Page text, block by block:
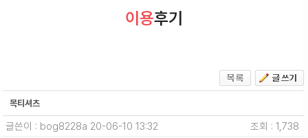
이용후기
목티셔츠
글쓴이 : bog8228a 20-06-10 13:32 조회 : 1,738